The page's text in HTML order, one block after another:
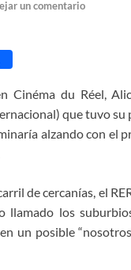
un comentario
Cinéma du Réel,
que tuvo su
alzando con el
de cercanías, el
llamado los
un posible